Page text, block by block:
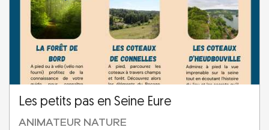
Les petits pas en Seine Eure
ANIMATEUR NATURE